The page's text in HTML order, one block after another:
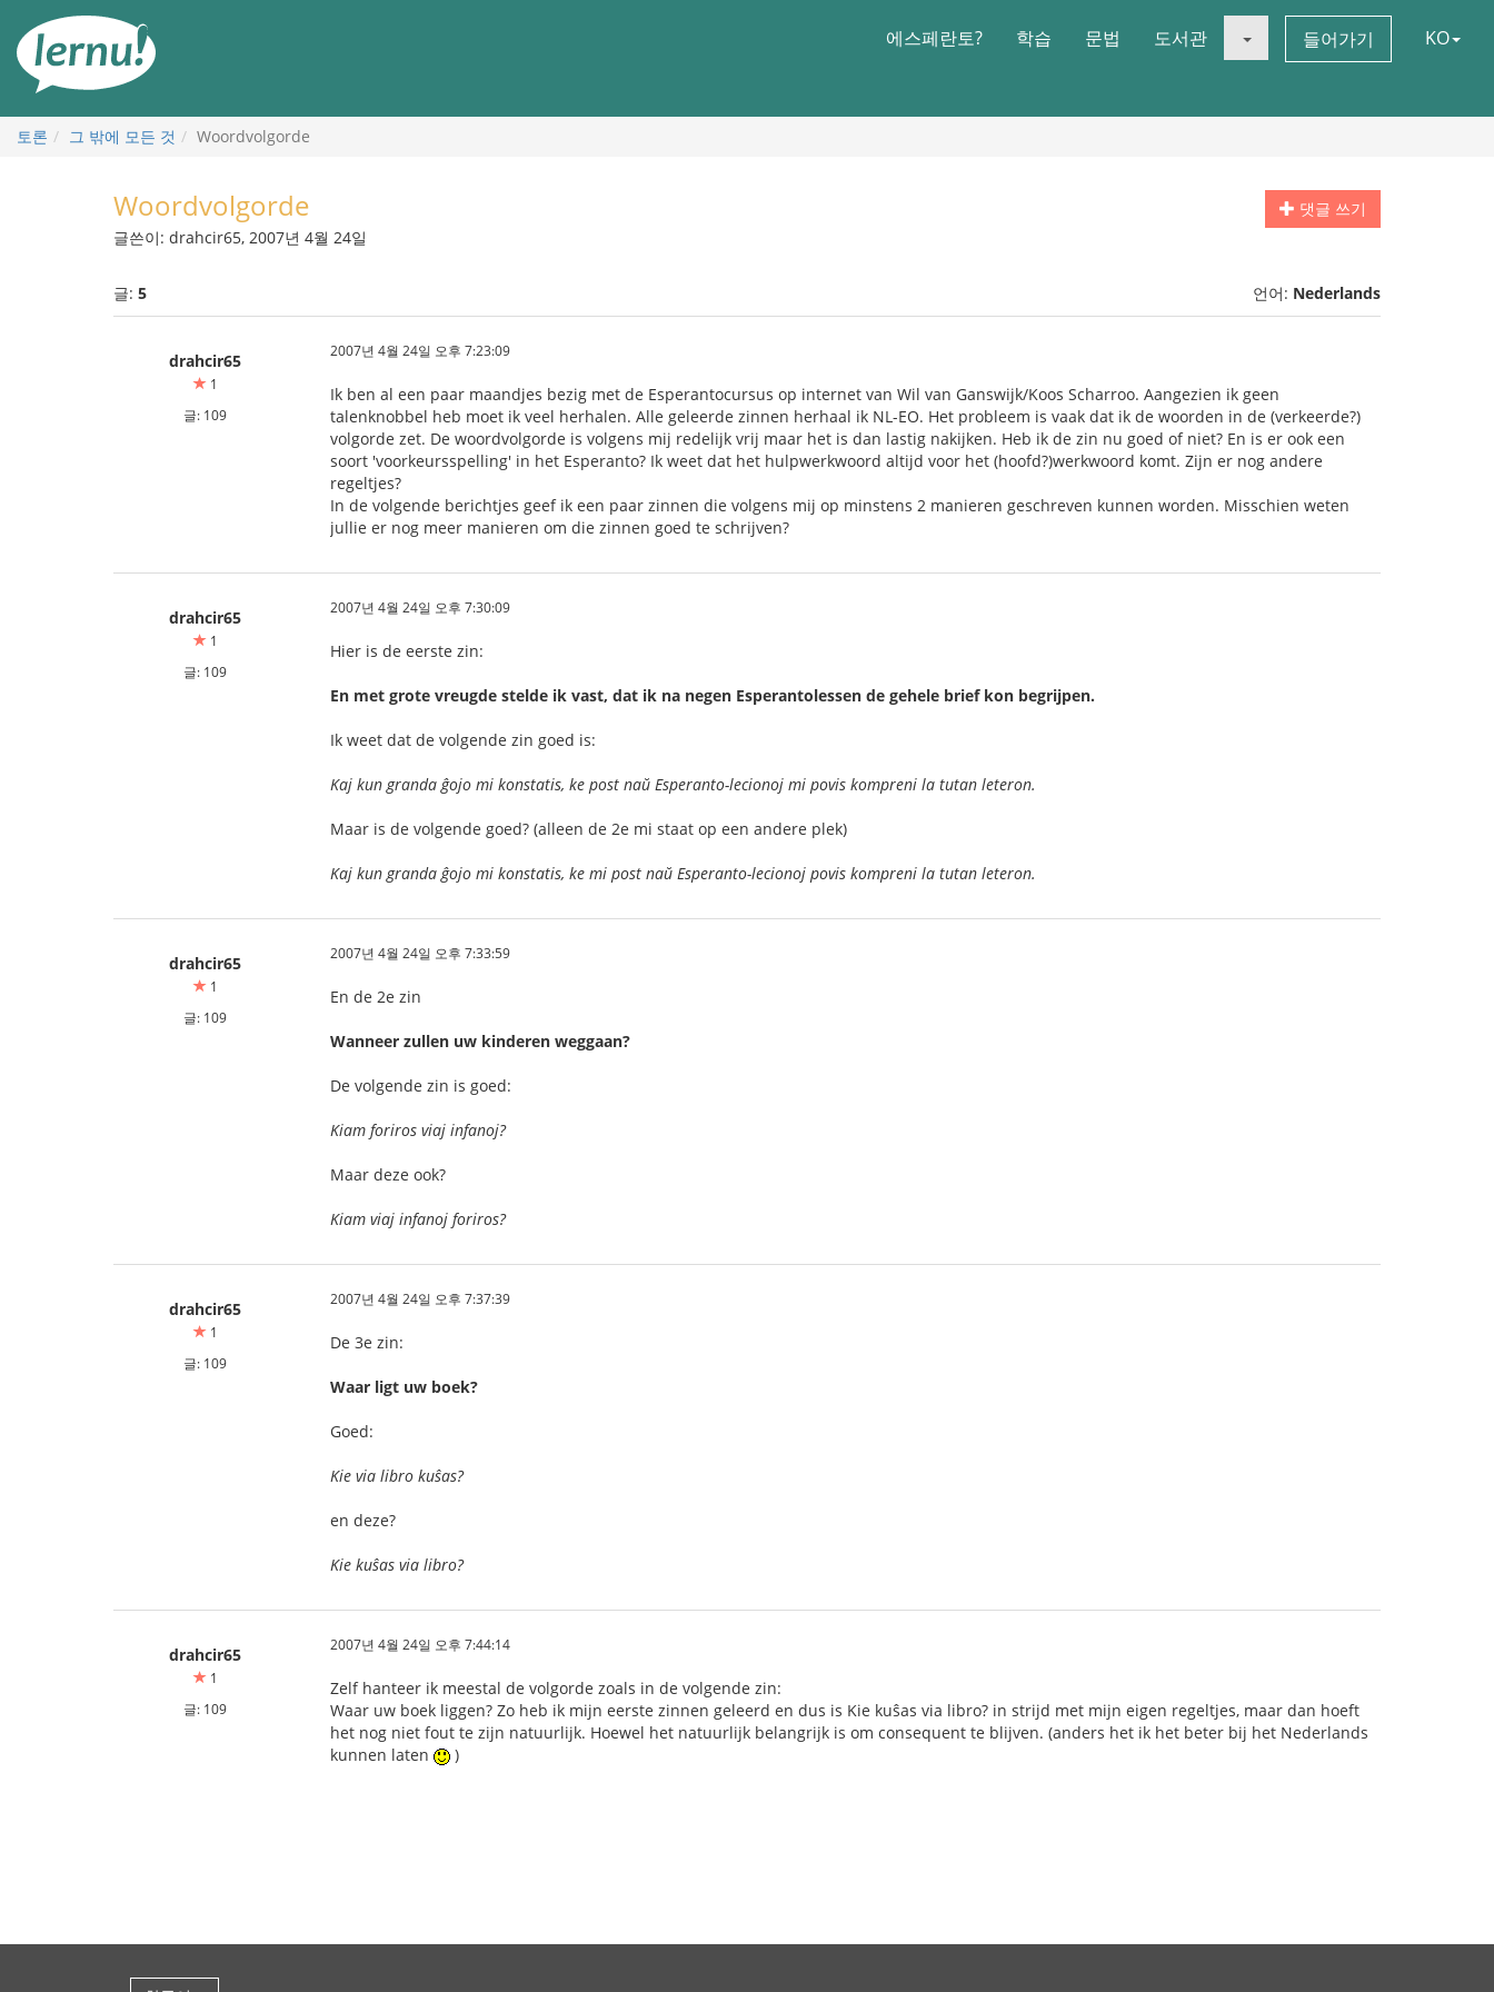
에스페란토? 학습 문법 도서관 들어가기 KO
토론 그 밖에 모든 것 Woordvolgorde
댓글 쓰기
Woordvolgorde
글쓴이: drahcir65, 2007년 4월 24일
글: 5 언어: Nederlands
drahcir65
1
글: 109
2007년 4월 24일 오후 7:23:09
Ik ben al een paar maandjes bezig met de Esperantocursus op internet van Wil van Ganswijk/Koos Scharroo. Aangezien ik geen
talenknobbel heb moet ik veel herhalen. Alle geleerde zinnen herhaal ik NL-EO. Het probleem is vaak dat ik de woorden in de (verkeerde?)
volgorde zet. De woordvolgorde is volgens mij redelijk vrij maar het is dan lastig nakijken. Heb ik de zin nu goed of niet? En is er ook een
soort 'voorkeursspelling' in het Esperanto? Ik weet dat het hulpwerkwoord altijd voor het (hoofd?)werkwoord komt. Zijn er nog andere
regeltjes?
In de volgende berichtjes geef ik een paar zinnen die volgens mij op minstens 2 manieren geschreven kunnen worden. Misschien weten
jullie er nog meer manieren om die zinnen goed te schrijven?
drahcir65
1
글: 109
2007년 4월 24일 오후 7:30:09
Hier is de eerste zin:
En met grote vreugde stelde ik vast, dat ik na negen Esperantolessen de gehele brief kon begrijpen.
Ik weet dat de volgende zin goed is:
Kaj kun granda ĝojo mi konstatis, ke post naŭ Esperanto-lecionoj mi povis kompreni la tutan leteron.
Maar is de volgende goed? (alleen de 2e mi staat op een andere plek)
Kaj kun granda ĝojo mi konstatis, ke mi post naŭ Esperanto-lecionoj povis kompreni la tutan leteron.
drahcir65
1
글: 109
2007년 4월 24일 오후 7:33:59
En de 2e zin
Wanneer zullen uw kinderen weggaan?
De volgende zin is goed:
Kiam foriros viaj infanoj?
Maar deze ook?
Kiam viaj infanoj foriros?
drahcir65
1
글: 109
2007년 4월 24일 오후 7:37:39
De 3e zin:
Waar ligt uw boek?
Goed:
Kie via libro kuŝas?
en deze?
Kie kuŝas via libro?
drahcir65
1
글: 109
2007년 4월 24일 오후 7:44:14
Zelf hanteer ik meestal de volgorde zoals in de volgende zin:
Waar uw boek liggen? Zo heb ik mijn eerste zinnen geleerd en dus is Kie kuŝas via libro? in strijd met mijn eigen regeltjes, maar dan hoeft
het nog niet fout te zijn natuurlijk. Hoewel het natuurlijk belangrijk is om consequent te blijven. (anders het ik het beter bij het Nederlands
kunnen laten
)